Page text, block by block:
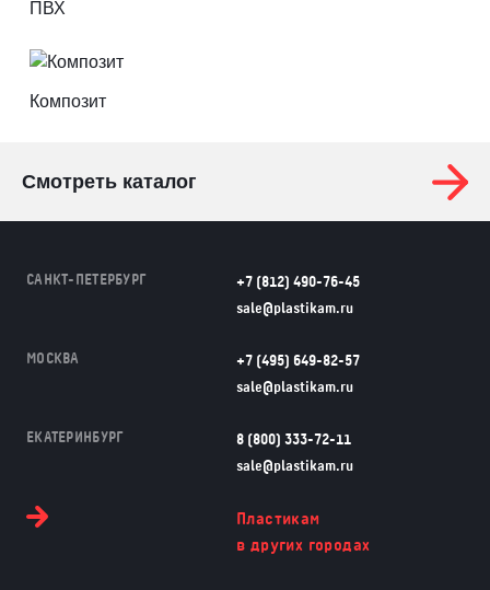
ПВХ
Композит
Смотреть каталог
САНКТ-ПЕТЕРБУРГ
+7 (812) 490-76-45
sale@plastikam.ru
МОСКВА
+7 (495) 649-82-57
sale@plastikam.ru
ЕКАТЕРИНБУРГ
8 (800) 333-72-11
sale@plastikam.ru
Пластикам
в других городах